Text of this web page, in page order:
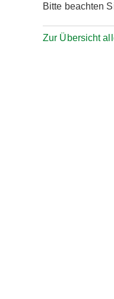
Bitte beachten
Zur Übersicht